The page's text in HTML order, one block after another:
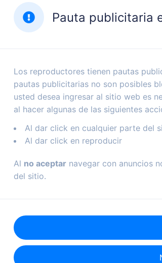
Pauta publicitaria
Los reproductores tienen pautas
pautas publicitarias no son posibles
usted desea ingresar al sitio web es
al hacer algunas de las siguientes
Al dar click en cualquier parte del
Al dar click en reproducir
Al no aceptar navegar con anuncios
del sitio.